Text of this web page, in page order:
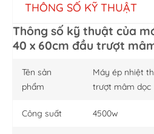
THÔNG SỐ KỸ THUẬT
Thông số kỹ thuật của
40 x 60cm đầu trượt
Tên sản
phẩm
Máy ép nhiệt
trượt mâm dọc
Công suất 4500w